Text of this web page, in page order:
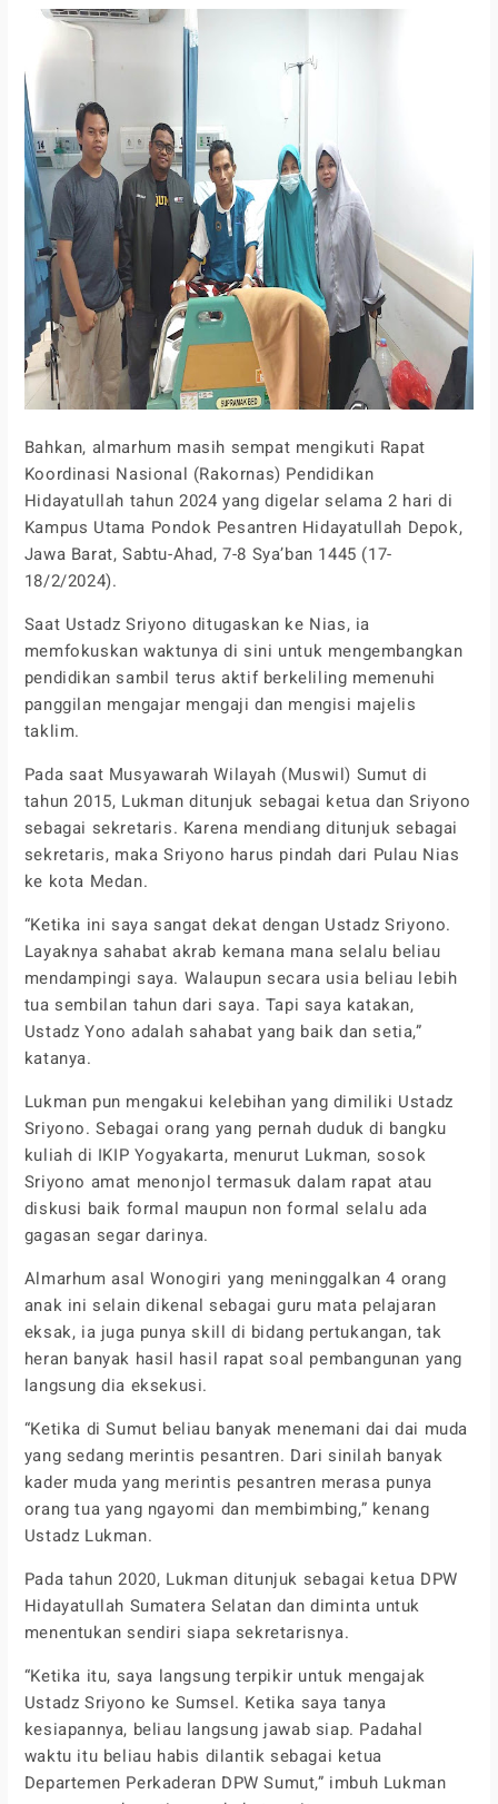
Bahkan, almarhum masih sempat mengikuti Rapat
Koordinasi Nasional (Rakornas) Pendidikan
Hidayatullah tahun 2024 yang digelar selama 2 hari di
Kampus Utama Pondok Pesantren Hidayatullah Depok,
Jawa Barat, Sabtu-Ahad, 7-8 Sya’ban 1445 (17-
18/2/2024).
Saat Ustadz Sriyono ditugaskan ke Nias, ia
memfokuskan waktunya di sini untuk mengembangkan
pendidikan sambil terus aktif berkeliling memenuhi
panggilan mengajar mengaji dan mengisi majelis
taklim.
Pada saat Musyawarah Wilayah (Muswil) Sumut di
tahun 2015, Lukman ditunjuk sebagai ketua dan Sriyono
sebagai sekretaris. Karena mendiang ditunjuk sebagai
sekretaris, maka Sriyono harus pindah dari Pulau Nias
ke kota Medan.
“Ketika ini saya sangat dekat dengan Ustadz Sriyono.
Layaknya sahabat akrab kemana mana selalu beliau
mendampingi saya. Walaupun secara usia beliau lebih
tua sembilan tahun dari saya. Tapi saya katakan,
Ustadz Yono adalah sahabat yang baik dan setia,”
katanya.
Lukman pun mengakui kelebihan yang dimiliki Ustadz
Sriyono. Sebagai orang yang pernah duduk di bangku
kuliah di IKIP Yogyakarta, menurut Lukman, sosok
Sriyono amat menonjol termasuk dalam rapat atau
diskusi baik formal maupun non formal selalu ada
gagasan segar darinya.
Almarhum asal Wonogiri yang meninggalkan 4 orang
anak ini selain dikenal sebagai guru mata pelajaran
eksak, ia juga punya skill di bidang pertukangan, tak
heran banyak hasil hasil rapat soal pembangunan yang
langsung dia eksekusi.
“Ketika di Sumut beliau banyak menemani dai dai muda
yang sedang merintis pesantren. Dari sinilah banyak
kader muda yang merintis pesantren merasa punya
orang tua yang ngayomi dan membimbing,” kenang
Ustadz Lukman.
Pada tahun 2020, Lukman ditunjuk sebagai ketua DPW
Hidayatullah Sumatera Selatan dan diminta untuk
menentukan sendiri siapa sekretarisnya.
“Ketika itu, saya langsung terpikir untuk mengajak
Ustadz Sriyono ke Sumsel. Ketika saya tanya
kesiapannya, beliau langsung jawab siap. Padahal
waktu itu beliau habis dilantik sebagai ketua
Departemen Perkaderan DPW Sumut,” imbuh Lukman